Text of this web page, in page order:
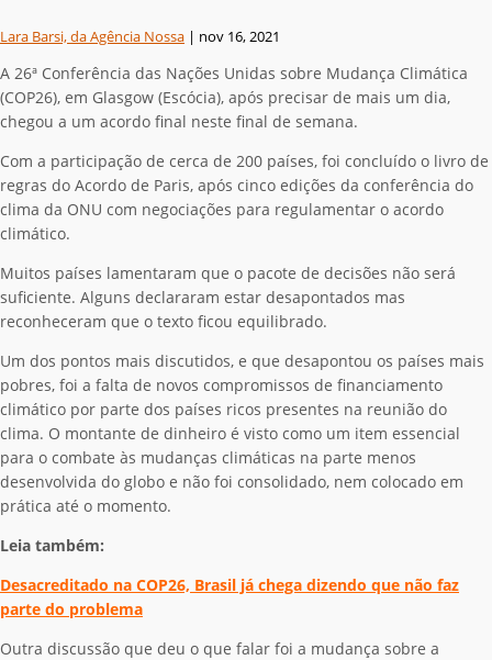
Lara Barsi, da Agência Nossa | nov 16, 2021
A 26ª Conferência das Nações Unidas sobre Mudança Climática
(COP26), em Glasgow (Escócia), após precisar de mais um dia,
chegou a um acordo final neste final de semana.
Com a participação de cerca de 200 países, foi concluído o livro de
regras do Acordo de Paris, após cinco edições da conferência do
clima da ONU com negociações para regulamentar o acordo
climático.
Muitos países lamentaram que o pacote de decisões não será
suficiente. Alguns declararam estar desapontados mas
reconheceram que o texto ficou equilibrado.
Um dos pontos mais discutidos, e que desapontou os países mais
pobres, foi a falta de novos compromissos de financiamento
climático por parte dos países ricos presentes na reunião do
clima. O montante de dinheiro é visto como um item essencial
para o combate às mudanças climáticas na parte menos
desenvolvida do globo e não foi consolidado, nem colocado em
prática até o momento.
Leia também:
Desacreditado na COP26, Brasil já chega dizendo que não faz
parte do problema
Outra discussão que deu o que falar foi a mudança sobre a